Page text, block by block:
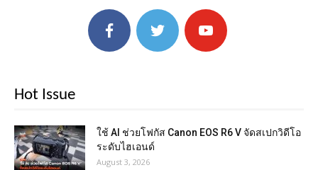
Hot Issue
ใช้ AI ช่วยโฟกัส Canon EOS R6 V จัดสเปกวิดีโอ
ระดับไฮเอนด์
August 3, 2026